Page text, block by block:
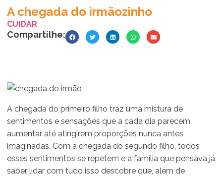
A chegada do irmãozinho
CUIDAR
Compartilhe:
A chegada do primeiro filho traz uma mistura de
sentimentos e sensações que a cada dia parecem
aumentar até atingirem proporções nunca antes
imaginadas. Com a chegada do segundo filho, todos
esses sentimentos se repetem e a família que pensava já
saber lidar com tudo isso descobre que, além de